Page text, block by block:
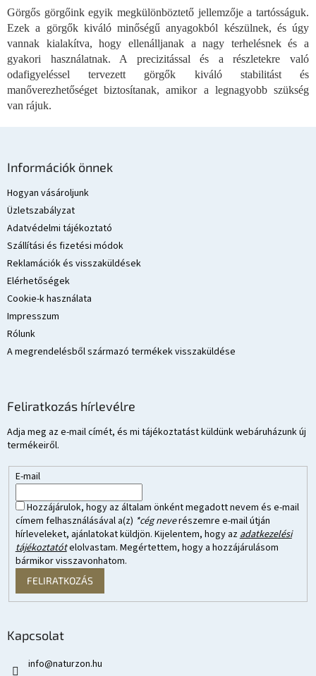
n
y
í
t
á
s
e
Görgős görgőink egyik megkülönböztető jellemzője a tartósságuk.
Ezek a görgők kiváló minőségű anyagokból készülnek, és úgy
vannak kialakítva, hogy ellenálljanak a nagy terhelésnek és a
gyakori használatnak. A precizitással és a részletekre való
odafigyeléssel tervezett görgők kiváló stabilitást és
manőverezhetőséget biztosítanak, amikor a legnagyobb szükség
van rájuk.
Információk önnek
Hogyan vásároljunk
Üzletszabályzat
Adatvédelmi tájékoztató
Szállítási és fizetési módok
Reklamációk és visszaküldések
Elérhetőségek
Cookie-k használata
Impresszum
Rólunk
A megrendelésből származó termékek visszaküldése
Feliratkozás hírlevélre
Adja meg az e-mail címét, és mi tájékoztatást küldünk webáruházunk új
termékeiről.
E-mail
Hozzájárulok, hogy az általam önként megadott nevem és e-mail
címem felhasználásával a(z) *cég neverészemre e-mail útján
hírleveleket, ajánlatokat küldjön. Kijelentem, hogy azadatkezelési
tájékoztatótelolvastam. Megértettem, hogy a hozzájárulásom
bármikor visszavonhatom.
FELIRATKOZÁS
Kapcsolat
info@naturzon.hu